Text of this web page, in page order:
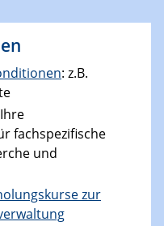
: z.B.
fachspezifische
und
zur